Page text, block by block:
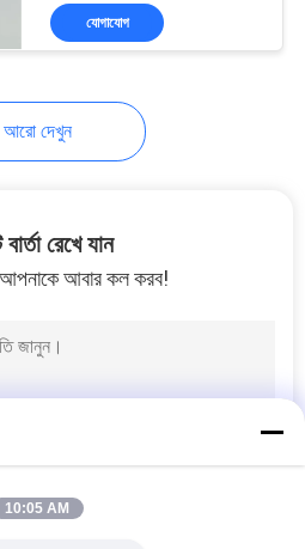
স্টোরেজ
যোগাযোগ
আরো দেখুন
রেখে যান
আবার কল করব!
10:05 AM